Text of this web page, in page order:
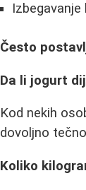
Često
Da li jogurt
Kod nekih
dovoljno
Koliko